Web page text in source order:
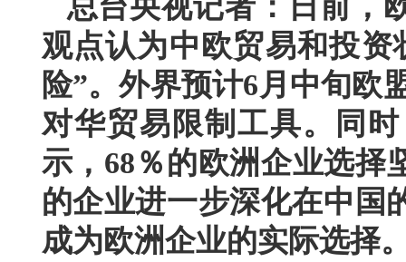
总台央视记者：日前，
观点认为中欧贸易和投
险”。外界预计6月中旬欧
对华贸易限制工具。同
示，68％的欧洲企业选择
的企业进一步深化在中国
成为欧洲企业的实际选择